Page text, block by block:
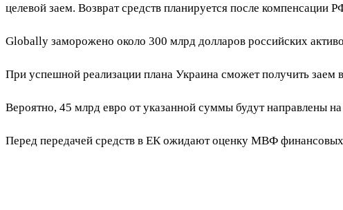
целевой заем. Возврат средств планируется после компенсации
Globally заморожено около 300 млрд долларов российских
При успешной реализации плана Украина сможет получить заем
Вероятно, 45 млрд евро от указанной суммы будут направлены
Перед передачей средств в ЕК ожидают оценку МВФ